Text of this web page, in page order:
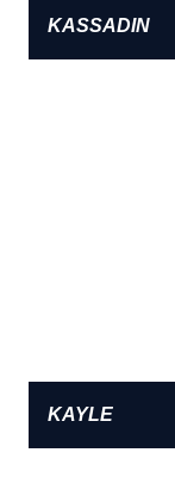
KASSADIN
KAYLE